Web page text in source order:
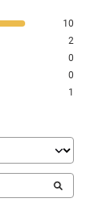
10
2
0
0
1